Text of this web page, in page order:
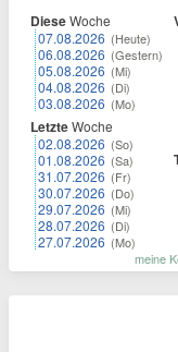
DieseWoche
07.08.2026 (Heute)
06.08.2026 (Gestern)
05.08.2026 (Mi)
04.08.2026 (Di)
03.08.2026 (Mo)
LetzteWoche
02.08.2026 (So)
01.08.2026 (Sa)
31.07.2026 (Fr)
30.07.2026 (Do)
29.07.2026 (Mi)
28.07.2026 (Di)
27.07.2026 (Mo)
meine